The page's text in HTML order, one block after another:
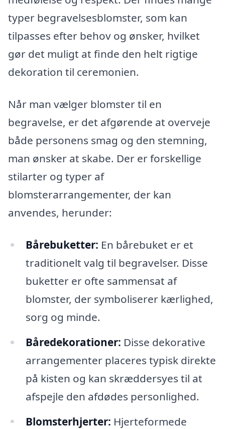
typer begravelsesblomster, som kan
tilpasses efter behov og ønsker, hvilket
gør det muligt at finde den helt rigtige
dekoration til ceremonien.
Når man vælger blomster til en
begravelse, er det afgørende at overveje
både personens smag og den stemning,
man ønsker at skabe. Der er forskellige
stilarter og typer af
blomsterarrangementer, der kan
anvendes, herunder:
Bårebuketter: En bårebuket er et
traditionelt valg til begravelser. Disse
buketter er ofte sammensat af
blomster, der symboliserer kærlighed,
sorg og minde.
Båredekorationer: Disse dekorative
arrangementer placeres typisk direkte
på kisten og kan skræddersyes til at
afspejle den afdødes personlighed.
Blomsterhjerter: Hjerteformede